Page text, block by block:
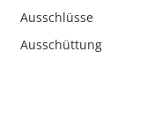
Ausschlüsse
Ausschüttung